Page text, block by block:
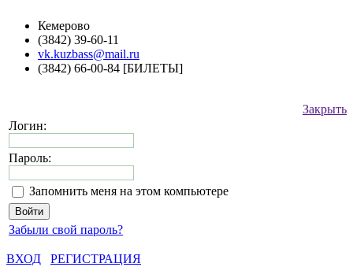
Кемерово
(3842) 39-60-11
vk.kuzbass@mail.ru
(3842) 66-00-84 [БИЛЕТЫ]
Закрыть
Логин:
Пароль:
Запомнить меня на этом компьютере
Забыли свой пароль?
ВХОД
РЕГИСТРАЦИЯ